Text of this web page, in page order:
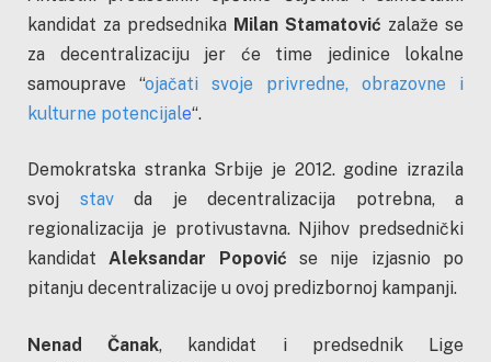
kandidat za predsednika Milan Stamatović zalaže se
za decentralizaciju jer će time jedinice lokalne
samouprave “ojačati svoje privredne, obrazovne i
kulturne potencijale“.
Demokratska stranka Srbije je 2012. godine izrazila
svoj stavda je decentralizacija potrebna, a
regionalizacija je protivustavna. Njihov predsednički
kandidatAleksandar Popović se nije izjasnio po
pitanju decentralizacije u ovoj predizbornoj kampanji.
Nenad Čanak, kandidat i predsednik Lige